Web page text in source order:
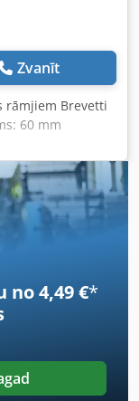
Zvanīt
rāmjiem Brevetti
60 mm
45°
Griešanas cikls:
regulācija
Skavu
4,49 €*